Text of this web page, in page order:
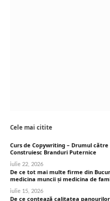
Cele mai citite
Curs de Copywriting – Drumul către
Construiesc Branduri Puternice
iulie 22, 2026
De ce tot mai multe firme din
medicina muncii și medicina de
iulie 15, 2026
De ce contează calitatea